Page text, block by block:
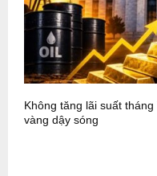
Không tăng lãi suất
vàng dậy sóng